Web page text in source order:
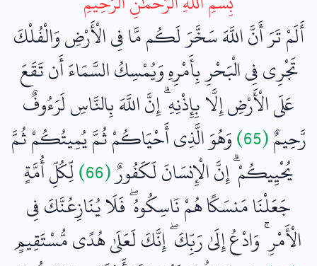
أَلَمْ تَرَ أَنَّ اللَّهَ سَخَّرَ لَكُم مَّا فِي الْأَرْضِ وَالْفُلْكَ
تَجْرِي فِي الْبَحْرِ بِأَمْرِهِ وَيُمْسِكُ السَّمَاءَ أَن تَقَعَ
عَلَى الْأَرْضِ إِلَّا بِإِذْنِهِ ۗ إِنَّ اللَّهَ بِالنَّاسِ لَرَءُوفٌ
رَّحِيمٌ(65)
وَهُوَ الَّذِي أَحْيَاكُمْ ثُمَّ يُمِيتُكُمْ ثُمَّ
يُحْيِيكُمْ ۗ إِنَّ الْإِنسَانَ لَكَفُورٌ(66)
لِّكُلِّ أُمَّةٍ
جَعَلْنَا مَنسَكًا هُمْ نَاسِكُوهُ ۖ فَلَا يُنَازِعُنَّكَ فِي
الْأَمْرِ ۚ وَادْعُ إِلَىٰ رَبِّكَ ۖ إِنَّكَ لَعَلَىٰ هُدًى مُّسْتَقِيمٍ